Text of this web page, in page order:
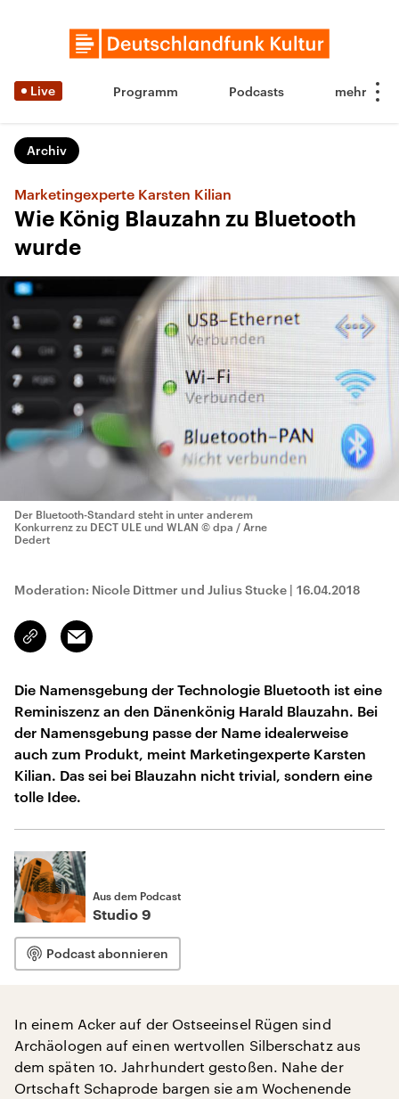
Live Programm Podcasts
Archiv
Marketingexperte Karsten Kilian
Wie König Blauzahn zu Bluetooth
wurde
Der Bluetooth-Standard steht in unter anderem
Konkurrenz zu DECT ULE und WLAN © dpa / Arne
Dedert
Moderation: Nicole Dittmer und Julius Stucke | 16.04.2018
Link
kopieren/teilen
Email
Die Namensgebung der Technologie Bluetooth ist eine
Reminiszenz an den Dänenkönig Harald Blauzahn. Bei
der Namensgebung passe der Name idealerweise
auch zum Produkt, meint Marketingexperte Karsten
Kilian. Das sei bei Blauzahn nicht trivial, sondern eine
tolle Idee.
Aus dem Podcast
Studio 9
Podcast abonnieren
In einem Acker auf der Ostseeinsel Rügen sind
Archäologen auf einen wertvollen Silberschatz aus
dem späten 10. Jahrhundert gestoßen. Nahe der
Ortschaft Schaprode bargen sie am Wochenende